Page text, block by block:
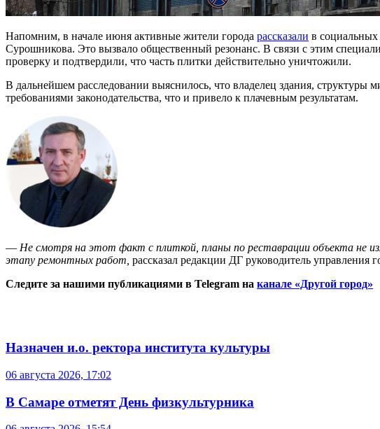
Напомним, в начале июня активные жители города рассказали в социальных
Сурошникова. Это вызвало общественный резонанс. В связи с этим
проверку и подтвердили, что часть плитки действительно уничтожили.
В дальнейшем расследовании выяснилось, что владелец здания, структуры
требованиями законодательства, что и привело к плачевным результатам.
— Не смотря на этот факт с плиткой, планы по реставрации объекта не
этапу ремонтных работ, рассказал редакции ДГ руководитель управления
Следите за нашими публикациями в Telegram на канале «Другой город»
Назначен и.о. ректора института культуры
06 августа 2026, 17:02
В Самаре отметят День физкультурника